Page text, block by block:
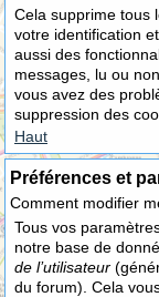
Cela supprime tous
votre identification
aussi des
messages, lu ou
vous avez des
suppression des
Haut
Préférences et
Comment modifier
Tous vos
notre base de
de l’utilisateur
du forum). Cela